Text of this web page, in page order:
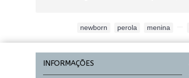
newborn perola menina
INFORMAÇÕES